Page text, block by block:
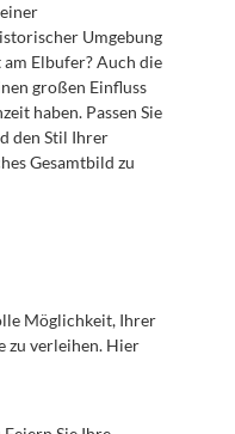
Umgebung
Elbufer? Auch die
großen Einfluss
haben. Passen Sie
den Stil Ihrer
Gesamtbild zu
Möglichkeit, Ihrer
zu verleihen. Hier